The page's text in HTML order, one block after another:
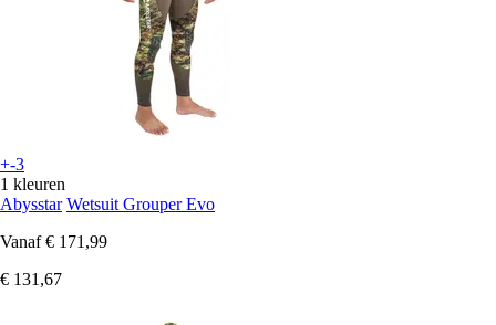
+-3
1 kleuren
Abysstar Wetsuit Grouper Evo
Vanaf € 171,99
€ 131,67